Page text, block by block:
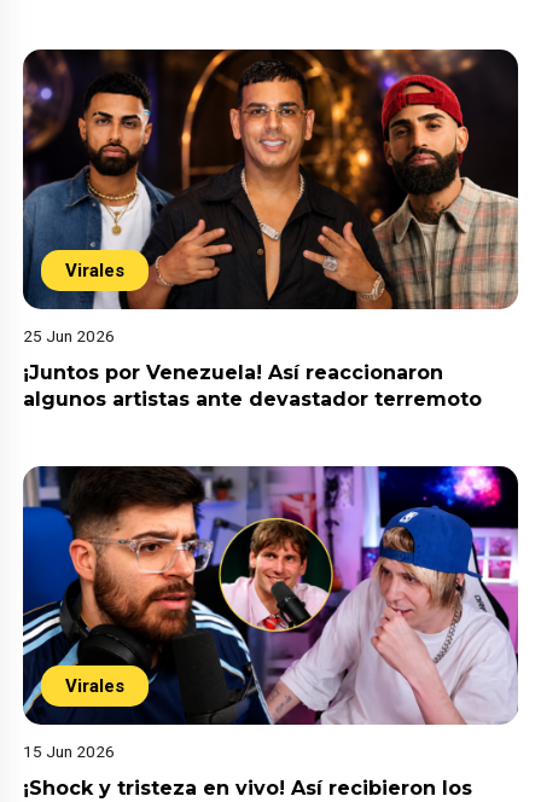
Virales
25 Jun 2026
¡Juntos por Venezuela! Así reaccionaron
algunos artistas ante devastador terremoto
Virales
15 Jun 2026
¡Shock y tristeza en vivo! Así recibieron los